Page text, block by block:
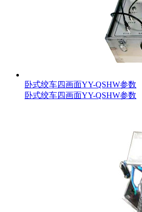
卧式绞车四画面YY-QSHW参数
卧式绞车四画面YY-QSHW参数